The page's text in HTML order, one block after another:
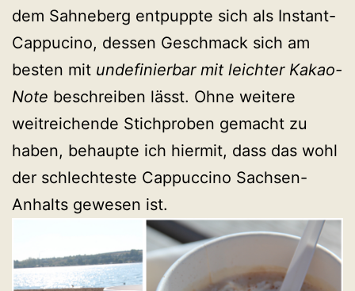
dem Sahneberg entpuppte sich als Instant-
Cappucino, dessen Geschmack sich am
besten mit undefinierbar mit leichter Kakao-
Note beschreiben lässt. Ohne weitere
weitreichende Stichproben gemacht zu
haben, behaupte ich hiermit, dass das wohl
der schlechteste Cappuccino Sachsen-
Anhalts gewesen ist.